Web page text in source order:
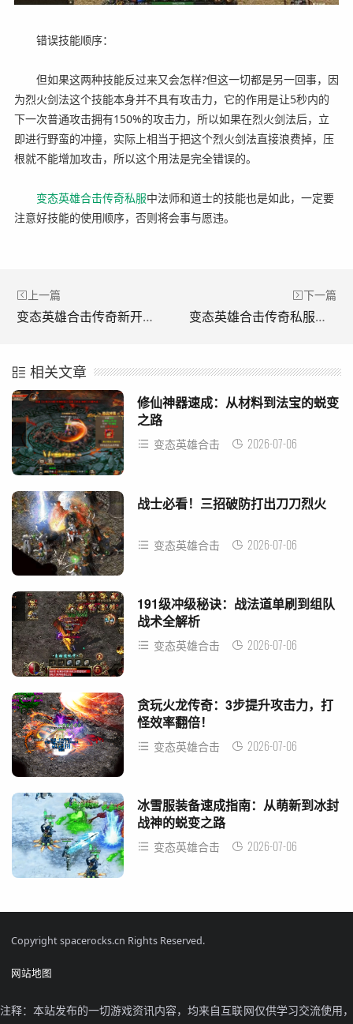
错误技能顺序：
但如果这两种技能反过来又会怎样?但这一切都是另一回事，因
为烈火剑法这个技能本身并不具有攻击力，它的作用是让5秒内的
下一次普通攻击拥有150%的攻击力，所以如果在烈火剑法后，立
即进行野蛮的冲撞，实际上相当于把这个烈火剑法直接浪费掉，压
根就不能增加攻击，所以这个用法是完全错误的。
变态英雄合击传奇私服中法师和道士的技能也是如此，一定要
注意好技能的使用顺序，否则将会事与愿违。
上一篇
变态英雄合击传奇新开网站玩家强化时需要注意的要点(《变形英雄进击传奇新上线网站强化时玩家需要注意的要点)
下一篇
变态英雄合击传奇私服开服时的这些礼包你领了吗?(《变形英雄出击传奇私服上线时，这些礼包你收到了吗？)
相关文章
修仙神器速成：从材料到法宝的蜕变
之路
变态英雄合击 2026-07-06
战士必看！三招破防打出刀刀烈火
变态英雄合击 2026-07-06
191级冲级秘诀：战法道单刷到组队
战术全解析
变态英雄合击 2026-07-06
贪玩火龙传奇：3步提升攻击力，打
怪效率翻倍！
变态英雄合击 2026-07-06
冰雪服装备速成指南：从萌新到冰封
战神的蜕变之路
变态英雄合击 2026-07-06
Copyright spacerocks.cn Rights Reserved.
网站地图
注释：本站发布的一切游戏资讯内容，均来自互联网仅供学习交流使